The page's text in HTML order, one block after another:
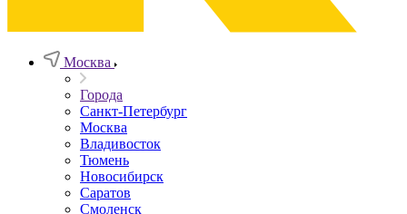
Москва
Города
Санкт-Петербург
Москва
Владивосток
Тюмень
Новосибирск
Саратов
Смоленск